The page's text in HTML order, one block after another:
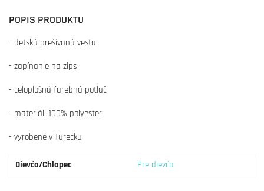
POPIS PRODUKTU
- detská prešívaná vesta
- zapínanie na zips
- celoplošná farebná potlač
- materiál: 100% polyester
- vyrobené v Turecku
Dievča/Chlapec Pre dievča